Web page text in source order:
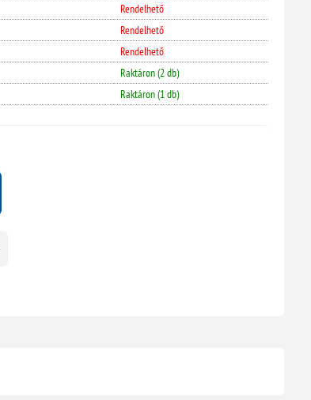
Rendelhető
Rendelhető
Rendelhető
Raktáron (2 db)
Raktáron (1 db)